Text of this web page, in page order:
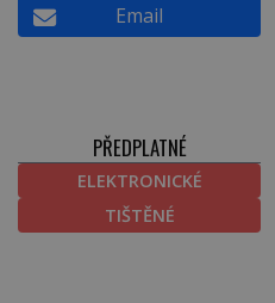
Email
PŘEDPLATNÉ
ELEKTRONICKÉ
TIŠTĚNÉ